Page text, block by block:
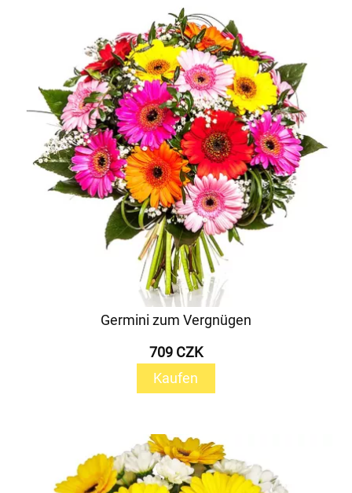
Germini zum Vergnügen
709 CZK
Kaufen